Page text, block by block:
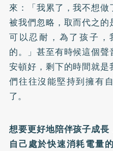
來：「我累了，我不想
被我們忽略，取而代之
可以忍耐，為了孩子
的。」甚至有時候這個
安頓好，剩下的時間就
們往往沒能堅持到擁有
了。
想要更好地陪伴孩子成
自己處於快速消耗電量的